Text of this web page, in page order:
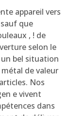
appareil vers
que
, ! de
selon le
bel situation
de valeur
Nos
e vivent
dans